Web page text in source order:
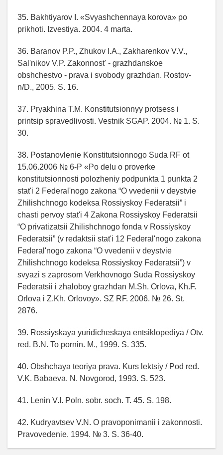
35. Bakhtiyarov I. «Svyashchennaya korova» po
prikhoti. Izvestiya. 2004. 4 marta.
36. Baranov P.P., Zhukov I.A., Zakharenkov V.V.,
Sal'nikov V.P. Zakonnost' - grazhdanskoe
obshchestvo - prava i svobody grazhdan. Rostov-
n/D., 2005. S. 16.
37. Pryakhina T.M. Konstitutsionnyy protsess i
printsip spravedlivosti. Vestnik SGAP. 2004. № 1. S.
30.
38. Postanovlenie Konstitutsionnogo Suda RF ot
15.06.2006 № 6-P «Po delu o proverke
konstitutsionnosti polozheniy podpunkta 1 punkta 2
stat'i 2 Federal'nogo zakona “O vvedenii v deystvie
Zhilishchnogo kodeksa Rossiyskoy Federatsii” i
chasti pervoy stat'i 4 Zakona Rossiyskoy Federatsii
“O privatizatsii Zhilishchnogo fonda v Rossiyskoy
Federatsii” (v redaktsii stat'i 12 Federal'nogo zakona
Federal'nogo zakona “O vvedenii v deystvie
Zhilishchnogo kodeksa Rossiyskoy Federatsii”) v
svyazi s zaprosom Verkhovnogo Suda Rossiyskoy
Federatsii i zhaloboy grazhdan M.Sh. Orlova, Kh.F.
Orlova i Z.Kh. Orlovoy». SZ RF. 2006. № 26. St.
2876.
39. Rossiyskaya yuridicheskaya entsiklopediya / Otv.
red. B.N. To pornin. M., 1999. S. 335.
40. Obshchaya teoriya prava. Kurs lektsiy / Pod red.
V.K. Babaeva. N. Novgorod, 1993. S. 523.
41. Lenin V.I. Poln. sobr. soch. T. 45. S. 198.
42. Kudryavtsev V.N. O pravoponimanii i zakonnosti.
Pravovedenie. 1994. № 3. S. 36-40.